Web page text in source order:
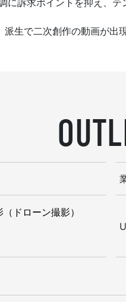
生で二次創作の動画が出
ドローン撮影）